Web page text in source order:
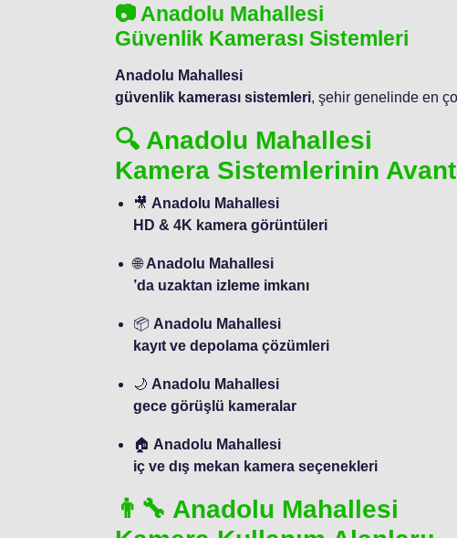
📷 Anadolu Mahallesi
Güvenlik Kamerası Sistemleri
Anadolu Mahallesi
güvenlik kamerası sistemleri, şehir genelinde en
🔍 Anadolu Mahallesi
Kamera Sistemlerinin
🎥 Anadolu Mahallesi
HD & 4K kamera görüntüleri
🌐Anadolu Mahallesi
’da uzaktan izleme imkanı
📦 Anadolu Mahallesi
kayıt ve depolama çözümleri
🌙 Anadolu Mahallesi
gece görüşlü kameralar
🏠 Anadolu Mahallesi
iç ve dış mekan kamera seçenekleri
👨‍🔧 Anadolu Mahallesi